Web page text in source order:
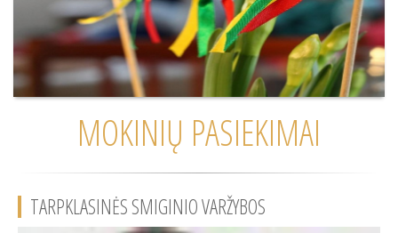
MOKINIŲ PASIEKIMAI
TARPKLASINĖS SMIGINIO VARŽYBOS